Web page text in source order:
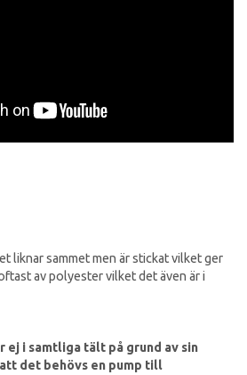
liknar sammet men är stickat vilket ger
av polyester vilket det även är i
ej i samtliga tält på grund av sin
det behövs en pump till